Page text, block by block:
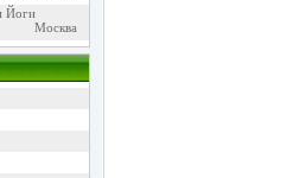
Йоги
Москва